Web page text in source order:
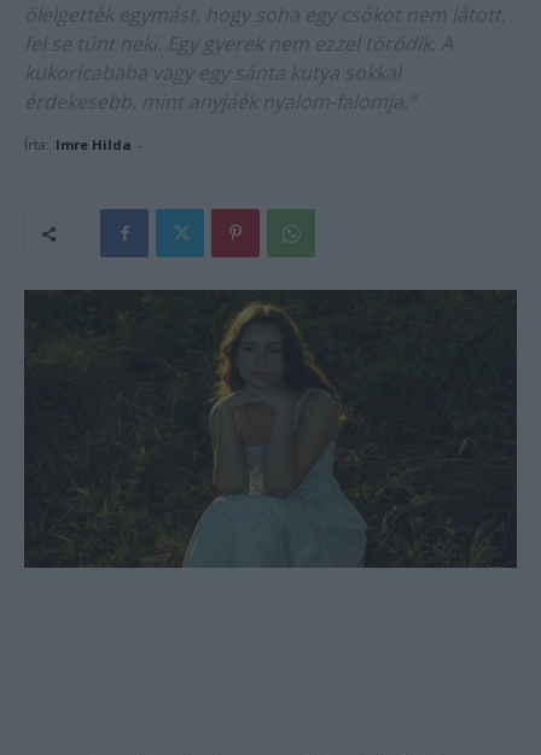
ölelgették egymást, hogy soha egy csókot nem látott,
fel se tűnt neki. Egy gyerek nem ezzel törődik. A
kukoricababa vagy egy sánta kutya sokkal
érdekesebb, mint anyjáék nyalom-falomja.”
Írta: Imre Hilda -